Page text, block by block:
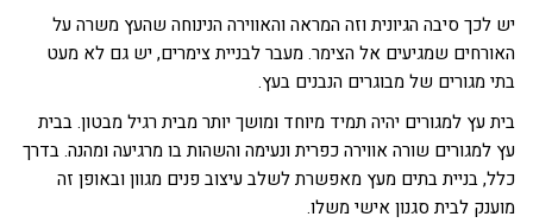
יש לכך סיבה הגיונית וזה המראה והאווירה הנינוחה שהעץ משרה על
האורחים שמגיעים אל הצימר. מעבר לבניית צימרים, יש גם לא מעט
בתי מגורים של מבוגרים הנבנים בעץ.
בית עץ למגורים יהיה תמיד מיוחד ומושך יותר מבית רגיל מבטון. בבית
עץ למגורים שורה אווירה כפרית ונעימה והשהות בו מרגיעה ומהנה. בדרך
כלל, בניית בתים מעץ מאפשרת לשלב עיצוב פנים מגוון ובאופן זה
מוענק לבית סגנון אישי משלו.